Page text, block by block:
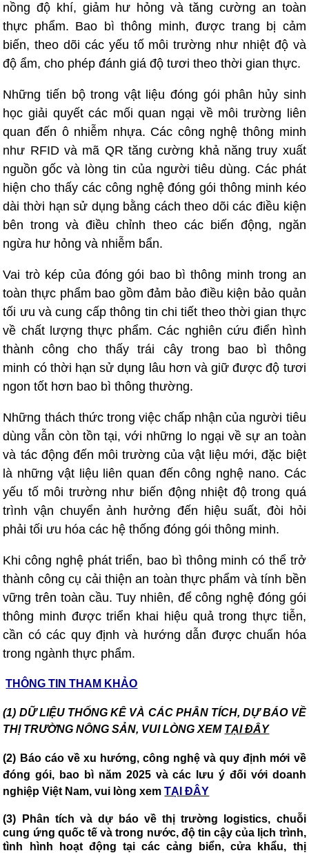
nồng độ khí, giảm hư hỏng và tăng cường an toàn
thực phẩm. Bao bì thông minh, được trang bị cảm
biến, theo dõi các yếu tố môi trường như nhiệt độ và
độ ẩm, cho phép đánh giá độ tươi theo thời gian thực.
Những tiến bộ trong vật liệu đóng gói phân hủy sinh
học giải quyết các mối quan ngại về môi trường liên
quan đến ô nhiễm nhựa. Các công nghệ thông minh
như RFID và mã QR tăng cường khả năng truy xuất
nguồn gốc và lòng tin của người tiêu dùng. Các phát
hiện cho thấy các công nghệ đóng gói thông minh kéo
dài thời hạn sử dụng bằng cách theo dõi các điều kiện
bên trong và điều chỉnh theo các biến động, ngăn
ngừa hư hỏng và nhiễm bẩn.
Vai trò kép của đóng gói bao bì thông minh trong an
toàn thực phẩm bao gồm đảm bảo điều kiện bảo quản
tối ưu và cung cấp thông tin chi tiết theo thời gian thực
về chất lượng thực phẩm. Các nghiên cứu điển hình
thành công cho thấy trái cây trong bao bì thông
minh có thời hạn sử dụng lâu hơn và giữ được độ tươi
ngon tốt hơn bao bì thông thường.
Những thách thức trong việc chấp nhận của người tiêu
dùng vẫn còn tồn tại, với những lo ngại về sự an toàn
và tác động đến môi trường của vật liệu mới, đặc biệt
là những vật liệu liên quan đến công nghệ nano. Các
yếu tố môi trường như biến động nhiệt độ trong quá
trình vận chuyển ảnh hưởng đến hiệu suất, đòi hỏi
phải tối ưu hóa các hệ thống đóng gói thông minh.
Khi công nghệ phát triển, bao bì thông minh có thể trở
thành công cụ cải thiện an toàn thực phẩm và tính bền
vững trên toàn cầu. Tuy nhiên, để công nghệ đóng gói
thông minh được triển khai hiệu quả trong thực tiễn,
cần có các quy định và hướng dẫn được chuẩn hóa
trong ngành thực phẩm.
THÔNG TIN THAM KHẢO
(1) DỮ LIỆU THỐNG KÊ VÀ CÁC PHÂN TÍCH, DỰ BÁO VỀ
THỊ TRƯỜNG NÔNG SẢN, VUI LÒNG XEM TẠI ĐÂY
(2) Báo cáo về xu hướng, công nghệ và quy định mới về
đóng gói, bao bì năm 2025 và các lưu ý đối với doanh
nghiệp Việt Nam, vui lòng xemTẠI ĐÂY
(3) Phân tích và dự báo về thị trường logistics, chuỗi
cung ứng quốc tế và trong nước, độ tin cậy của lịch trình,
tình hình hoạt động tại các cảng biển, cửa khẩu, thị